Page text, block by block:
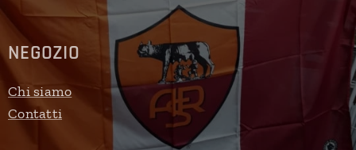
NEGOZIO
Chi siamo
Contatti